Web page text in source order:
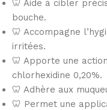
🦷 Aide à cibler
bouche.
🦷 Accompagne
irritées.
🦷 Apporte une
chlorhexidine 0,20%.
🦷 Adhère aux
🦷 Permet une